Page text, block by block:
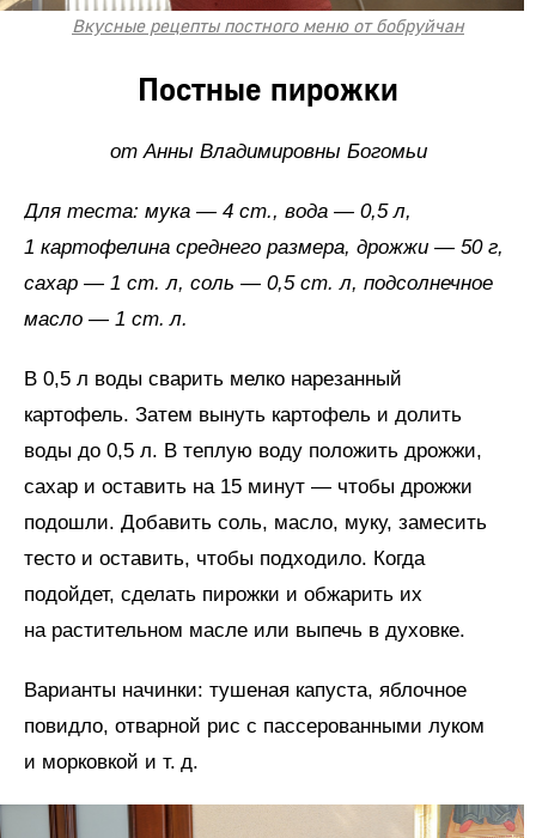
Вкусные рецепты постного меню от бобруйчан
Постные пирожки
от Анны Владимировны Богомьи
Для теста: мука — 4 ст., вода — 0,5 л,
1 картофелина среднего размера, дрожжи — 50 г,
сахар — 1 ст. л, соль — 0,5 ст. л, подсолнечное
масло — 1 ст. л.
В 0,5 л воды сварить мелко нарезанный
картофель. Затем вынуть картофель и долить
воды до 0,5 л. В теплую воду положить дрожжи,
сахар и оставить на 15 минут — чтобы дрожжи
подошли. Добавить соль, масло, муку, замесить
тесто и оставить, чтобы подходило. Когда
подойдет, сделать пирожки и обжарить их
на растительном масле или выпечь в духовке.
Варианты начинки: тушеная капуста, яблочное
повидло, отварной рис с пассерованными луком
и морковкой и т. д.